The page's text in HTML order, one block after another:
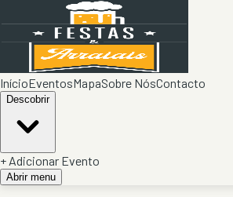
InícioEventosMapaSobre NósContacto
Descobrir
+ Adicionar Evento
Abrir menu